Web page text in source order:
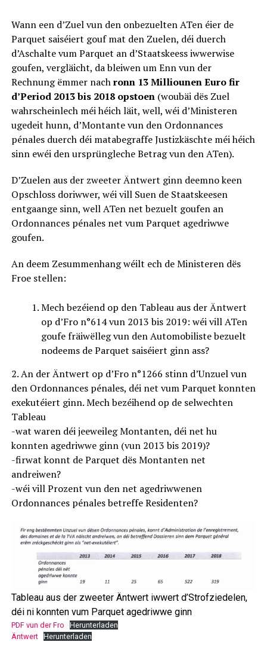
Wann een d’Zuel vun den onbezuelten ATen éier de
Parquet saiséiert gouf mat den Zuelen, déi duerch
d’Aschalte vum Parquet an d’Staatskeess iwwerwise
goufen, vergläicht, da bleiwen um Enn vun der
Rechnung ëmmer nachronn 13 Milliounen Euro fir
d’Period 2013 bis 2018 opstoen(woubäi dës Zuel
wahrscheinlech méi héich läit, well, wéi d’Ministeren
ugedeit hunn, d’Montante vun den Ordonnances
pénales duerch déi matabegraffe Justizkäschte méi héich
sinn ewéi den ursprüngleche Betrag vun den ATen).
D’Zuelen aus der zweeter Äntwert ginn deemno keen
Opschloss doriwwer, wéi vill Suen de Staatskeesen
entgaange sinn, well ATen net bezuelt goufen an
Ordonnances pénales net vum Parquet agedriwwe
goufen.
An deem Zesummenhang wéilt ech de Ministeren dës
Froe stellen:
Mech bezéiend op den Tableau aus der Äntwert
op d’Fro n°614 vun 2013 bis 2019: wéi vill ATen
goufe fräiwëlleg vun den Automobiliste bezuelt
nodeems de Parquet saiséiert ginn ass?
2. An der Äntwert op d’Fro n°1266 stinn d’Unzuel vun
den Ordonnances pénales, déi net vum Parquet konnten
exekutéiert ginn. Mech bezéihend op de selwechten
Tableau
-wat waren déi jeeweileg Montanten, déi net hu
konnten agedriwwe ginn (vun 2013 bis 2019)?
-firwat konnt de Parquet dës Montanten net
andreiwen?
-wéi vill Prozent vun den net agedriwwenen
Ordonnances pénales betreffe Residenten?
Tableau aus der zweeter Äntwert iwwert d’Strofziedelen,
déi ni konnten vum Parquet agedriwwe ginn
PDF vun der Fro
Herunterladen
Äntwert
Herunterladen